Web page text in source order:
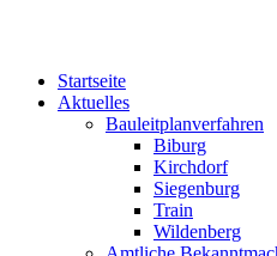
Startseite
Aktuelles
Bauleitplanverfahren
Biburg
Kirchdorf
Siegenburg
Train
Wildenberg